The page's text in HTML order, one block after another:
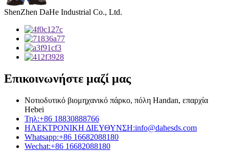
ShenZhen DaHe Industrial Co., Ltd.
Επικοινωνήστε μαζί μας
Νοτιοδυτικό βιομηχανικό πάρκο, πόλη Handan, επαρχία
Hebei
Τηλ:+86 18830888766
ΗΛΕΚΤΡΟΝΙΚΗ ΔΙΕΥΘΥΝΣΗ:info@dahesds.com
Whatsapp:+86 16682088180
Wechat:+86 16682088180